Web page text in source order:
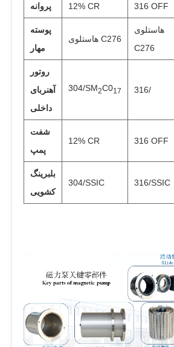
پروانه 12% CR 316 OFF
پوسته
مهار
هاستلوی C276
هاستلوی
C276
روتور
آهنربای
داخلی
304/SM2C017 316/
شفت
پمپ
12% CR 316 OFF
بلبرینگ
کشویی
304/SSIC 316/SSIC